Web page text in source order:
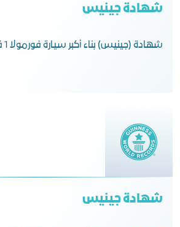
شهادة جينيس
شهادة (جينيس) بناء أكبر سيارة فورمولا 1 في العالم
شهادة جينيس